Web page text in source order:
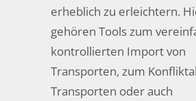
erheblich zu erleichtern.
gehören Tools zum
kontrollierten Import von
Transporten, zum
Transporten oder auch